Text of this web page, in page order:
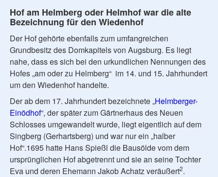
Hof am Helmberg oder Helmhof war die alte
Bezeichnung für den Wiedenhof
Der Hof gehörte ebenfalls zum umfangreichen
Grundbesitz des Domkapitels von Augsburg. Es liegt
nahe, dass es sich bei den urkundlichen Nennungen des
Hofes „am oder zu Helmberg“ im 14. und 15. Jahrhundert
um den Wiedenhof handelte.
Der ab dem 17. Jahrhundert bezeichnete „Helmberger-
Einödhof“, der später zum Gärtnerhaus des Neuen
Schlosses umgewandelt wurde, liegt eigentlich auf dem
Singberg (Gerhartsberg) und war nur ein „halber
Hof“.1695 hatte Hans Spießl die Bausölde vom dem
ursprünglichen Hof abgetrennt und sie an seine Tochter
Eva und deren Ehemann Jakob Achatz veräußert2.